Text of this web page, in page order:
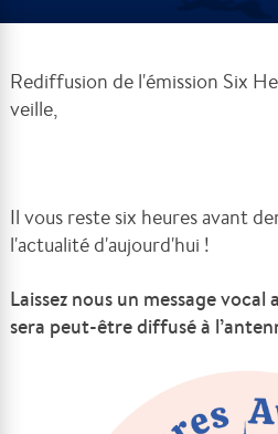
Rediffusion de l'émission Six
veille,
Il vous reste six heures avant
l'actualité d'aujourd'hui !
Laissez nous un message
sera peut-être diffusé à